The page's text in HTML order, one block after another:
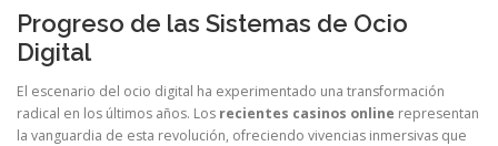
Progreso de las Sistemas de Ocio
Digital
El escenario del ocio digital ha experimentado una transformación
radical en los últimos años. Los recientes casinos online representan
la vanguardia de esta revolución, ofreciendo vivencias inmersivas que